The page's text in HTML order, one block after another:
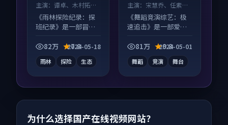
主演： 谭卓、木村拓哉
等
《雨林探险纪录：探
班纪录》是一部冒险
元素齐全，观感爽快
82万 7.8
2024-05-18
雨林 探险 生态
主演： 宋慧乔、任素汐
等
《舞蹈竞演综艺：极
速追击》是一部爱情
感在线，配乐与镜头
81万 9.8
2024-05-01
舞蹈 竞演 舞台
为什么选择国产在线视频网站？